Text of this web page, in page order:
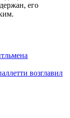
его
возглавил